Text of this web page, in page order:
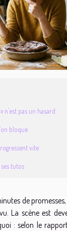
n’est pas un hasard
bloque
vite
tutos
de
La scène est
: selon le